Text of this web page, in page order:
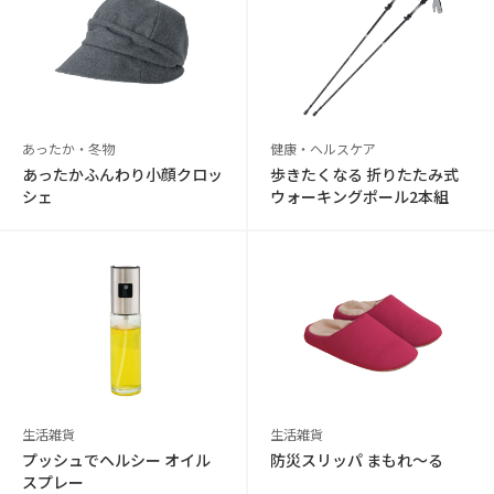
あったか・冬物
あったかふんわり小顔クロッ
シェ
健康・ヘルスケア
歩きたくなる 折りたたみ式
ウォーキングポール2本組
生活雑貨
プッシュでヘルシー オイル
スプレー
生活雑貨
防災スリッパ まもれ～る